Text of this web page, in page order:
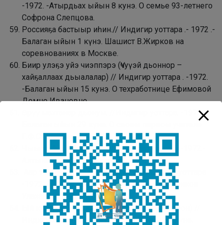
-1972. -Атырдьах ыйын 8 кунэ. О семье 93-летнего
Софрона Слепцова.
Россияҕа бастыыр иһин.// Индигир уоттара .- 1972 .-
Балаган ыйын 1 күнэ. Шашист В.Жирков на
соревнованиях в Москве.
Биир улэҕэ уйэ чиэппэрэ (Үчуүэй дьоннор –
хайҕаллаах дьыалалар) // Индигир уоттара . -1972.
-Балаган ыйын 15 кунэ. О техработнице Ефимовой
Домне Ивановне.
Өрүү махтанар дьонум. //Индигир уоттара. -1972 .-
Г.Ф.Степанове.
Чыыстайга сырыттахха.//Индигир уоттара.-1972.-
Алтынньы 24 кунэ. Критика.
Аар тайҕаҕа аттанаары туран…// Инд игир уоттара
-1972. -Алтынньы 27 кунэ. Собрание охотников
Улахан Чистайского наслега
Ый күлэр. Сана дьыллаҕы көр-күлүү (Xohooн) //
Индигир уоттара. – 1972. – Ахсынньы 31 күнэ.